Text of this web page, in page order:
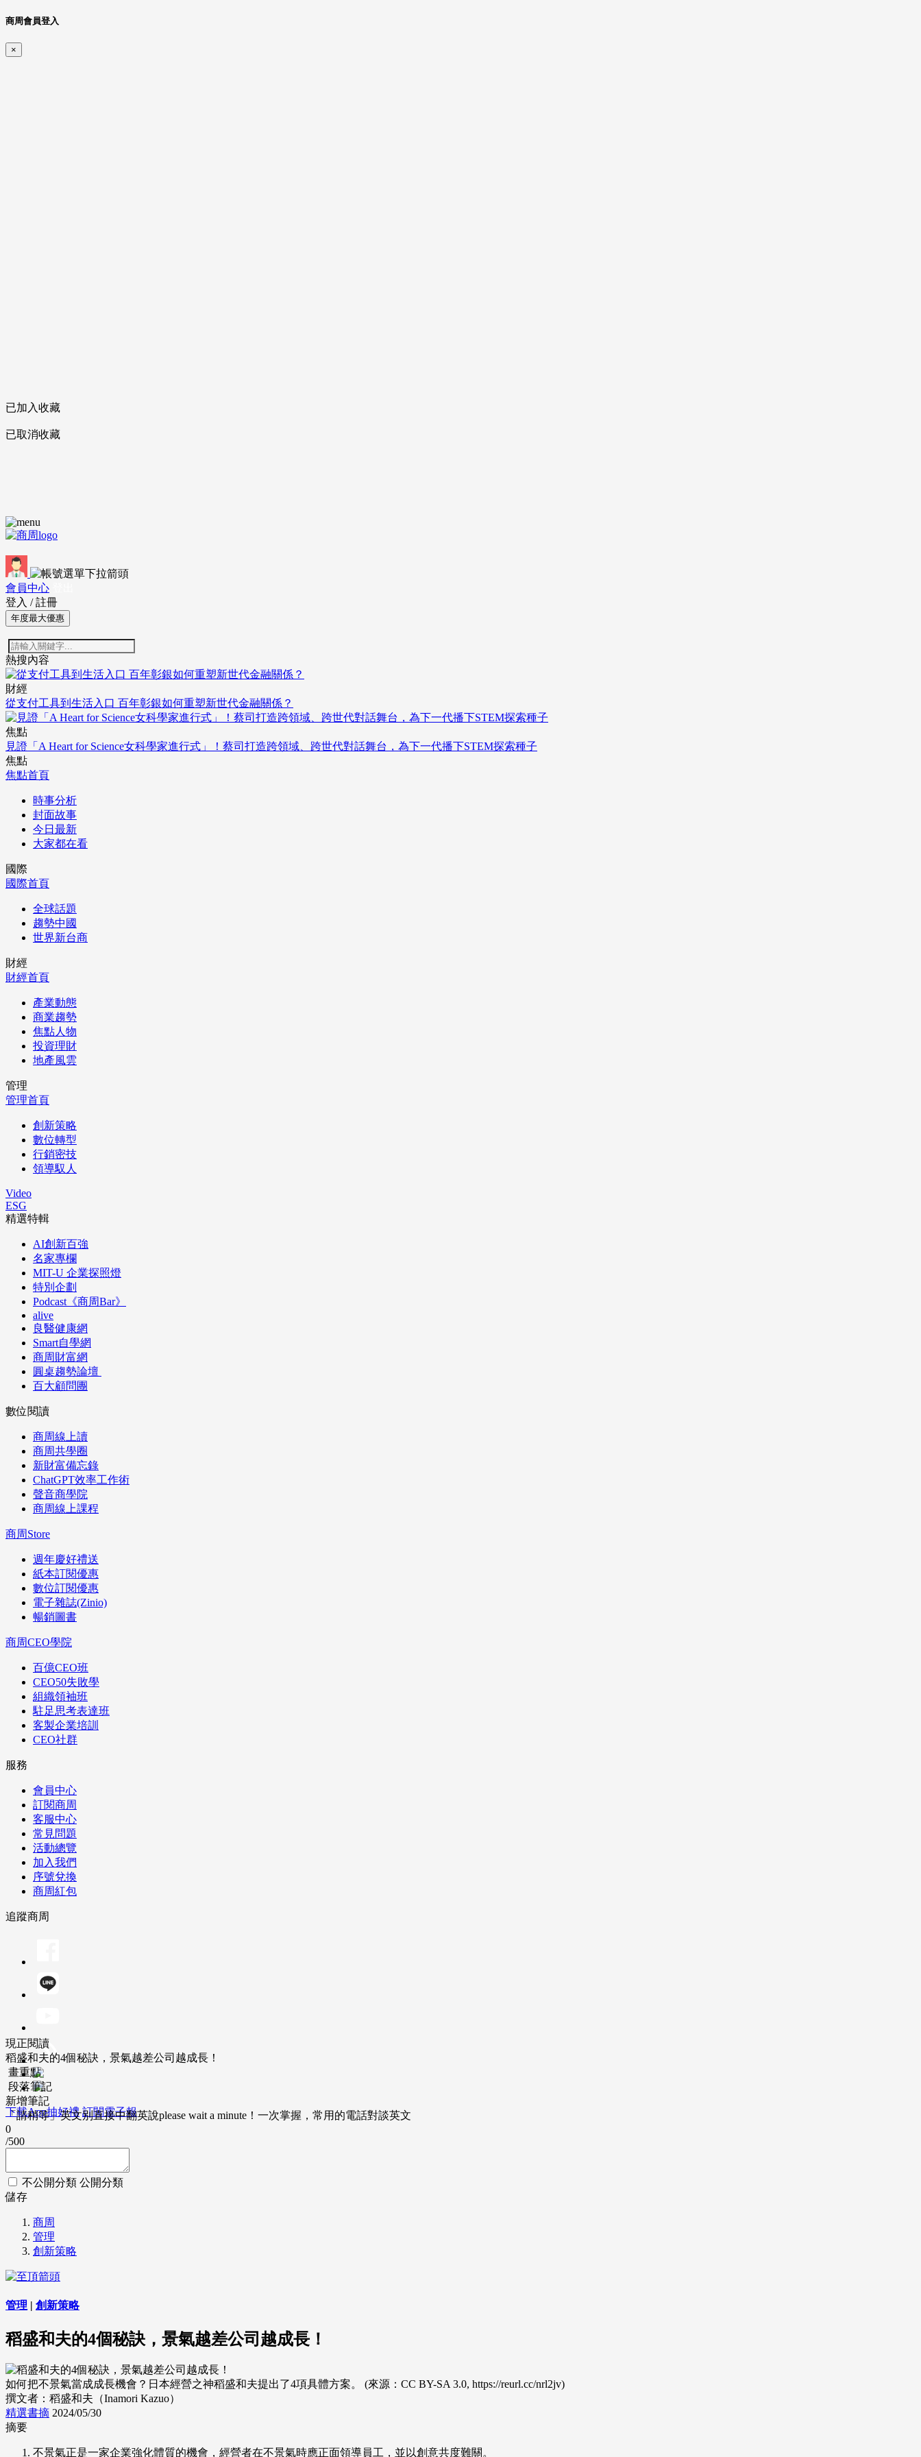
商周會員登入
×
已加入收藏
已取消收藏
會員中心
登入 / 註冊
年度最大優惠
熱搜內容
財經
從支付工具到生活入口 百年彰銀如何重塑新世代金融關係？
焦點
見證「A Heart for Science女科學家進行式」！蔡司打造跨領域、跨世代對話舞台，為下一代播下STEM探索種子
焦點
焦點首頁
時事分析
封面故事
今日最新
大家都在看
國際
國際首頁
全球話題
趨勢中國
世界新台商
財經
財經首頁
產業動態
商業趨勢
焦點人物
投資理財
地產風雲
管理
管理首頁
創新策略
數位轉型
行銷密技
領導馭人
Video
ESG
精選特輯
AI創新百強
名家專欄
MIT-U 企業探照燈
特別企劃
Podcast《商周Bar》
alive
良醫健康網
Smart自學網
商周財富網
圓桌趨勢論壇
百大顧問團
數位閱讀
商周線上讀
商周共學圈
新財富備忘錄
ChatGPT效率工作術
聲音商學院
商周線上課程
商周Store
週年慶好禮送
紙本訂閱優惠
數位訂閱優惠
電子雜誌(Zinio)
暢銷圖書
商周CEO學院
百億CEO班
CEO50失敗學
組織領袖班
駐足思考表達班
客製企業培訓
CEO社群
服務
會員中心
訂閱商周
客服中心
常見問題
活動總覽
加入我們
序號兌換
商周紅包
追蹤商周
下載App抽好禮 訂閱電子報
現正閱讀
稻盛和夫的4個秘訣，景氣越差公司越成長！
畫重點
段落筆記
新增筆記
「請稍等」英文別直接中翻英說please wait a minute！一次掌握，常用的電話對談英文
0
/500
不公開分類 公開分類
儲存
商周
管理
創新策略
管理 | 創新策略
稻盛和夫的4個秘訣，景氣越差公司越成長！
如何把不景氣當成成長機會？日本經營之神稻盛和夫提出了4項具體方案。 (來源：CC BY-SA 3.0, https://reurl.cc/nrl2jv)
撰文者：稻盛和夫（Inamori Kazuo）
精選書摘 2024/05/30
摘要
不景氣正是一家企業強化體質的機會，經營者在不景氣時應正面領導員工，並以創意共度難關。